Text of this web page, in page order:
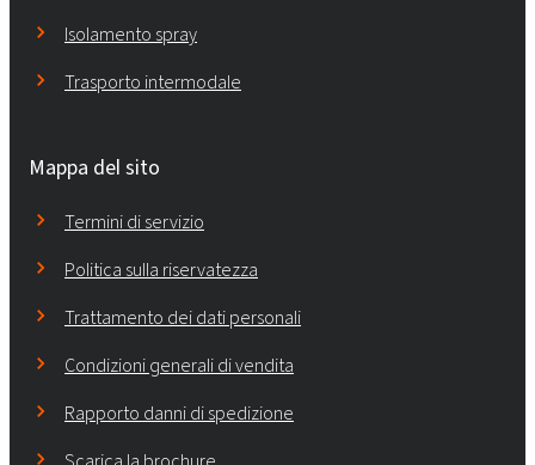
Isolamento spray
Trasporto intermodale
Mappa del sito
Termini di servizio
Politica sulla riservatezza
Trattamento dei dati personali
Condizioni generali di vendita
Rapporto danni di spedizione